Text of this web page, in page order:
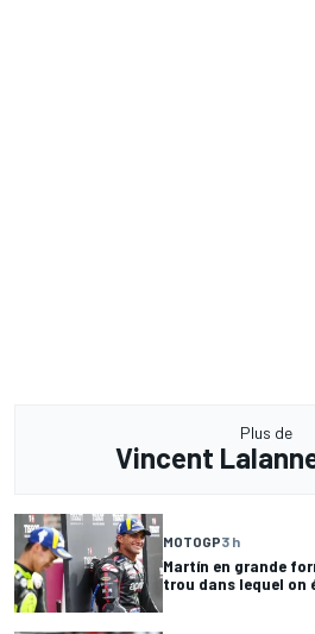
Plus de
Vincent
MOTOGP3 h
Martín en grande
trou dans lequel on